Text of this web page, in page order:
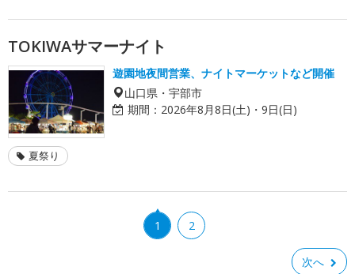
TOKIWAサマーナイト
遊園地夜間営業、ナイトマーケットなど開催
山口県・宇部市
期間： 2026年8月8日(土)・9日(日)
夏祭り
1 2
次へ